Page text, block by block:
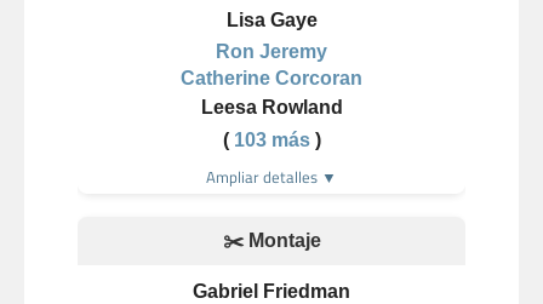
Lisa Gaye
Ron Jeremy
Catherine Corcoran
Leesa Rowland
( 103 más)
Ampliar detalles ▼
✂️ Montaje
Gabriel Friedman